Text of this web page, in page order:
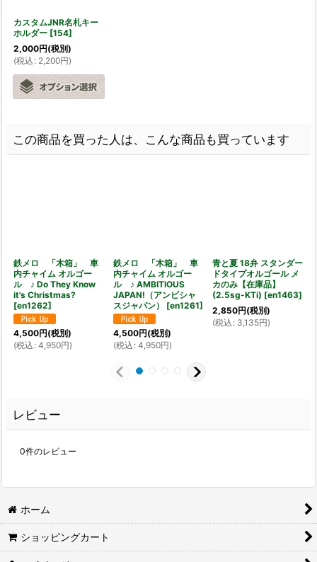
カスタムJNR名札キー
ホルダー [154]
2,000円(税別)
(税込 : 2,200円)
この商品を買った人は、こんな商品も買っています
鉄メロ 「木箱」 車
内チャイム オルゴー
ル ♪ Do They Know
it's Christmas?
[en1262]
4,500円(税別)
(税込 : 4,950円)
鉄メロ 「木箱」 車
内チャイム オルゴー
ル ♪ AMBITIOUS
JAPAN!（アンビシャ
スジャパン）
[en1261]
4,500円(税別)
(税込 : 4,950円)
青と夏 18弁 スタンダー
ドタイプオルゴール メ
カのみ【在庫品】
(2.5sg-KTi) [en1463]
2,850円(税別)
(税込 : 3,135円)
レビュー
0件のレビュー
ホーム
ショッピングカート